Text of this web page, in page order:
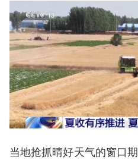
当地抢抓晴好天气的窗口